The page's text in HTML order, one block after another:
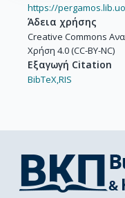
https://
Άδεια χρήσης
Creative Commons
Χρήση 4.0 (CC-BY-NC)
Εξαγωγή Citation
BibTeX,RIS